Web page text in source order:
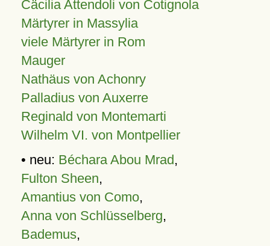
Cäcilia Attendoli von Cotignola
Märtyrer in Massylia
viele Märtyrer in Rom
Mauger
Nathäus von Achonry
Palladius von Auxerre
Reginald von Montemarti
Wilhelm VI. von Montpellier
• neu: Béchara Abou Mrad,
Fulton Sheen,
Amantius von Como,
Anna von Schlüsselberg,
Bademus,